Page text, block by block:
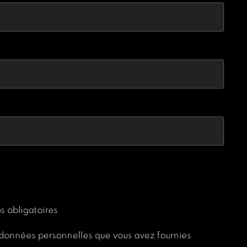
obligatoires
personnelles que vous avez fournies